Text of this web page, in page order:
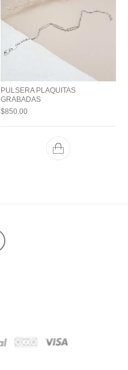
PULSERA PLAQUITAS
GRABADAS
$850.00